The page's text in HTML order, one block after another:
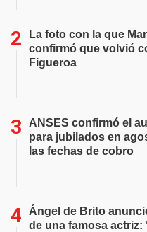
La foto con la que
confirmó que volvió
Figueroa
ANSES confirmó el
para jubilados en
las fechas de cobro
Ángel de Brito
de una famosa actriz: